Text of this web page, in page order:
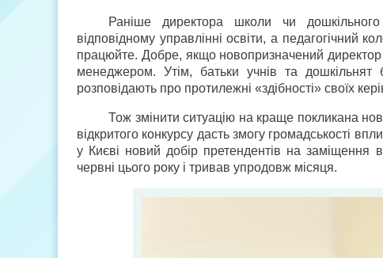
Раніше директора школи чи
відповідному управлінні освіти, а педагогічний
працюйте. Добре, якщо новопризначений
менеджером. Утім, батьки учнів та дошкільнят
розповідають про протилежні «здібності» своїх
Тож змінити ситуацію на краще покликана
відкритого конкурсу дасть змогу громадськості
у Києві новий добір претендентів на заміщення
червні цього року і тривав упродовж місяця.